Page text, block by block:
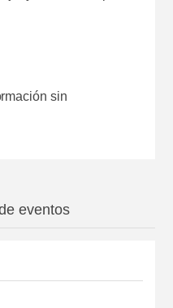
sin
eventos